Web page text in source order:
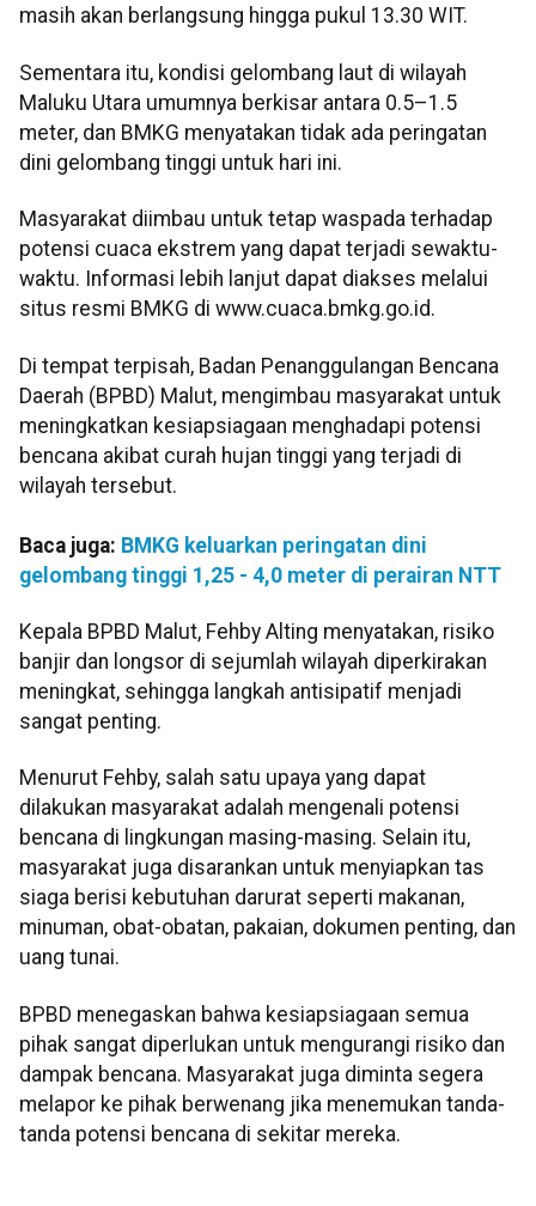
masih akan berlangsung hingga pukul 13.30 WIT.
Sementara itu, kondisi gelombang laut di wilayah
Maluku Utara umumnya berkisar antara 0.5–1.5
meter, dan BMKG menyatakan tidak ada peringatan
dini gelombang tinggi untuk hari ini.
Masyarakat diimbau untuk tetap waspada terhadap
potensi cuaca ekstrem yang dapat terjadi sewaktu-
waktu. Informasi lebih lanjut dapat diakses melalui
situs resmi BMKG di www.cuaca.bmkg.go.id.
Di tempat terpisah, Badan Penanggulangan Bencana
Daerah (BPBD) Malut, mengimbau masyarakat untuk
meningkatkan kesiapsiagaan menghadapi potensi
bencana akibat curah hujan tinggi yang terjadi di
wilayah tersebut.
Baca juga: BMKG keluarkan peringatan dini
gelombang tinggi 1,25 - 4,0 meter di perairan NTT
Kepala BPBD Malut, Fehby Alting menyatakan, risiko
banjir dan longsor di sejumlah wilayah diperkirakan
meningkat, sehingga langkah antisipatif menjadi
sangat penting.
Menurut Fehby, salah satu upaya yang dapat
dilakukan masyarakat adalah mengenali potensi
bencana di lingkungan masing-masing. Selain itu,
masyarakat juga disarankan untuk menyiapkan tas
siaga berisi kebutuhan darurat seperti makanan,
minuman, obat-obatan, pakaian, dokumen penting, dan
uang tunai.
BPBD menegaskan bahwa kesiapsiagaan semua
pihak sangat diperlukan untuk mengurangi risiko dan
dampak bencana. Masyarakat juga diminta segera
melapor ke pihak berwenang jika menemukan tanda-
tanda potensi bencana di sekitar mereka.